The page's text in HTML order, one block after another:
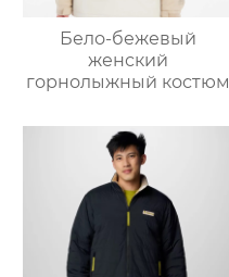
Бело-бежевый
женский
горнолыжный костюм